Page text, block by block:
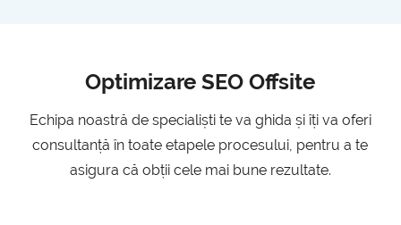
Optimizare SEO Offsite
Echipa noastră de specialiști te va ghida și îți va oferi
consultanță în toate etapele procesului, pentru a te
asigura că obții cele mai bune rezultate.